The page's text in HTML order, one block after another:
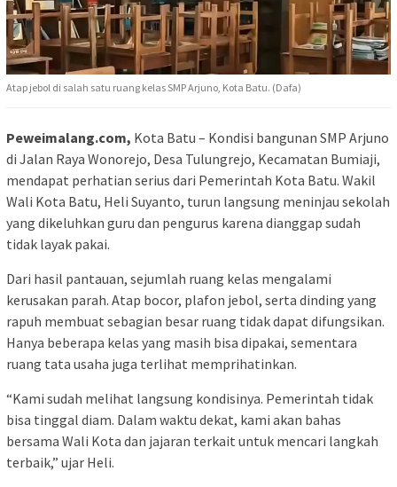
Atap jebol di salah satu ruang kelas SMP Arjuno, Kota Batu. (Dafa)
Peweimalang.com, Kota Batu – Kondisi bangunan SMP Arjuno
di Jalan Raya Wonorejo, Desa Tulungrejo, Kecamatan Bumiaji,
mendapat perhatian serius dari Pemerintah Kota Batu. Wakil
Wali Kota Batu, Heli Suyanto, turun langsung meninjau sekolah
yang dikeluhkan guru dan pengurus karena dianggap sudah
tidak layak pakai.
Dari hasil pantauan, sejumlah ruang kelas mengalami
kerusakan parah. Atap bocor, plafon jebol, serta dinding yang
rapuh membuat sebagian besar ruang tidak dapat difungsikan.
Hanya beberapa kelas yang masih bisa dipakai, sementara
ruang tata usaha juga terlihat memprihatinkan.
“Kami sudah melihat langsung kondisinya. Pemerintah tidak
bisa tinggal diam. Dalam waktu dekat, kami akan bahas
bersama Wali Kota dan jajaran terkait untuk mencari langkah
terbaik,” ujar Heli.